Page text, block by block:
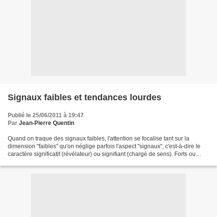
Signaux faibles et tendances lourdes
Publié le 25/06/2011 à 19:47
Par Jean-Pierre Quentin
Quand on traque des signaux faibles, l'attention se focalise tant sur la
dimension "faibles" qu'on néglige parfois l'aspect "signaux", c'est-à-dire le
caractère significatif (révélateur) ou signifiant (chargé de sens). Forts ou